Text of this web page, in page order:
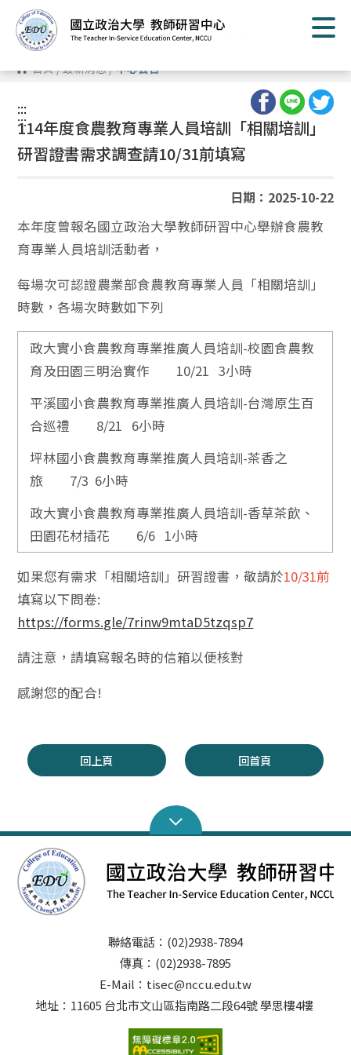
到
主
要
容 首頁/最新消息/中心公告
:::
:::
114年度食農教育專業人員培訓「相關培訓」
研習證書需求調查請10/31前填寫
日期：2025-10-22
本年度曾報名國立政治大學教師研習中心舉辦食農教
育專業人員培訓活動者，
每場次可認證農業部食農教育專業人員「相關培訓」
時數，各場次時數如下列
政大實小食農教育專業推廣人員培訓-校園食農教
育及田園三明治實作 10/21 3小時
平溪國小食農教育專業推廣人員培訓-台灣原生百
合巡禮 8/21 6小時
坪林國小食農教育專業推廣人員培訓-茶香之
旅 7/3 6小時
政大實小食農教育專業推廣人員培訓-香草茶飲、
田園花材插花 6/6 1小時
如果您有需求「相關培訓」研習證書，敬請於10/31前
填寫以下問卷:
https://forms.gle/7rinw9mtaD5tzqsp7
請注意，請填寫報名時的信箱以便核對
感謝您的配合!
回上頁 回首頁
聯絡電話：(02)2938-7894
傳真：(02)2938-7895
E-Mail：tisec@nccu.edu.tw
地址：11605 台北市文山區指南路二段64號 學思樓4樓